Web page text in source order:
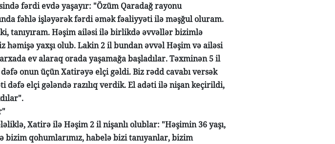
fərdi evdə yaşayır: "Özüm Qaradağ rayonu
fəhlə işləyərək fərdi əmək fəaliyyəti ilə məşğul oluram.
tanıyıram. Həşim ailəsi ilə birlikdə əvvəllər bizimlə
həmişə yaxşı olub. Lakin 2 il bundan əvvəl Həşim və ailəsi
ev alaraq orada yaşamağa başladılar. Təxminən 5 il
onun üçün Xatirəyə elçi gəldi. Biz rədd cavabı versək
dəfə elçi gələndə razılıq verdik. El adəti ilə nişan keçirildi,
Xatirə ilə Həşim 2 il nişanlı olublar: "Həşimin 36 yaşı,
bizim qohumlarımız, habelə bizi tanıyanlar, bizim